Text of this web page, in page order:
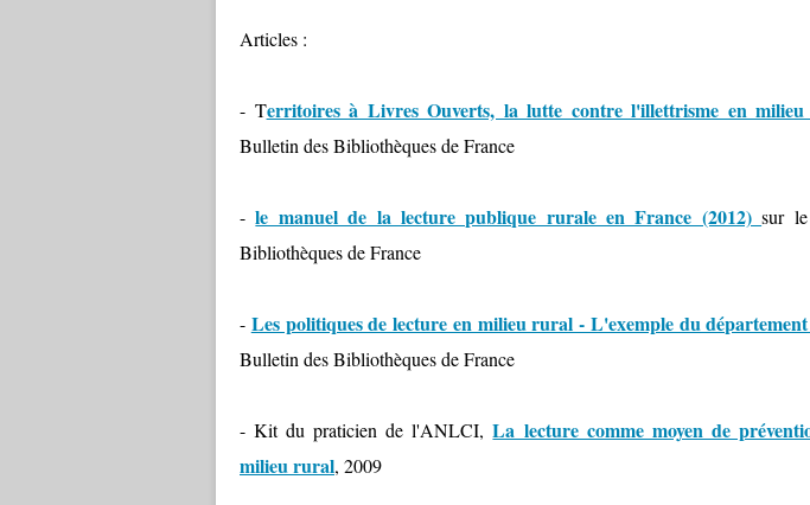
Articles :
- Territoires à Livres Ouverts, la lutte contre l'illettrisme en
Bulletin des Bibliothèques de France
-le manuel de la lecture publique rurale en France (2012)sur
Bibliothèques de France
- Les politiques de lecture en milieu rural - L'exemple du
Bulletin des Bibliothèques de France
- Kit du praticien de l'ANLCI,La lecture comme moyen de
milieu rural, 2009